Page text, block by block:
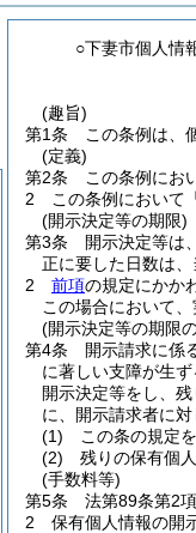
○下妻市個人情
(趣旨)
第1条
この条例は、
(定義)
第2条
この条例にお
2
この条例において
(開示決定等の期限)
第3条
開示決定等は
正に要した日数は、
2
前項の規定にかか
この場合において
(開示決定等の期限
第4条
開示請求に係
に著しい支障が生ず
開示決定等をし、
に、開示請求者に
(1)
この条の規定
(2)
残りの保有個
(手数料等)
第5条
法第89条第2
2
保有個人情報の開